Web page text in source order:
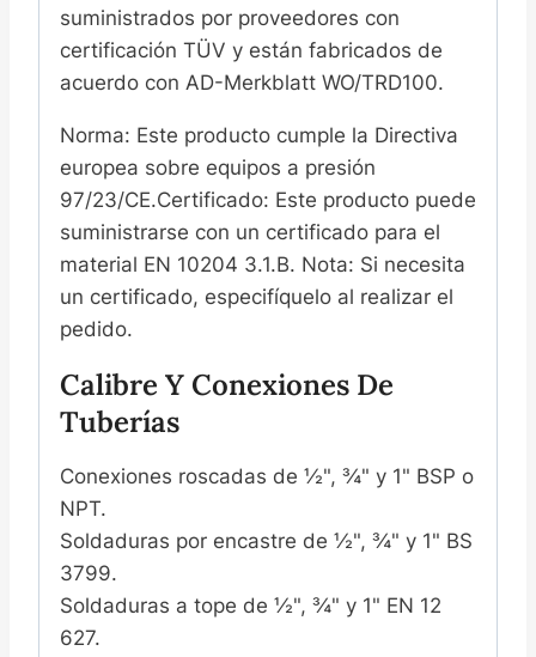
suministrados por proveedores con
certificación TÜV y están fabricados de
acuerdo con AD-Merkblatt WO/TRD100.
Norma: Este producto cumple la Directiva
europea sobre equipos a presión
97/23/CE.Certificado: Este producto puede
suministrarse con un certificado para el
material EN 10204 3.1.B. Nota: Si necesita
un certificado, especifíquelo al realizar el
pedido.
Calibre Y Conexiones De
Tuberías
Conexiones roscadas de ½", ¾" y 1" BSP o
NPT.
Soldaduras por encastre de ½", ¾" y 1" BS
3799.
Soldaduras a tope de ½", ¾" y 1" EN 12
627.